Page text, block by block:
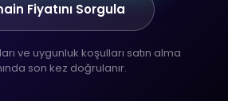
Fiyatını Sorgula
ve uygunluk koşulları satın alma
son kez doğrulanır.